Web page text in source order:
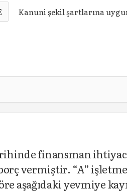
Kanuni şekil şartlarına
finansman
vermiştir. “A”
aşağıdaki yevmiye